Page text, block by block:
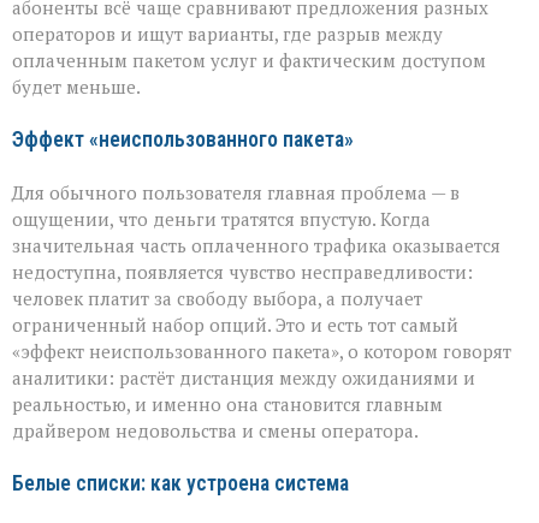
абоненты всё чаще сравнивают предложения разных
операторов и ищут варианты, где разрыв между
оплаченным пакетом услуг и фактическим доступом
будет меньше.
Эффект «неиспользованного пакета»
Для обычного пользователя главная проблема — в
ощущении, что деньги тратятся впустую. Когда
значительная часть оплаченного трафика оказывается
недоступна, появляется чувство несправедливости:
человек платит за свободу выбора, а получает
ограниченный набор опций. Это и есть тот самый
«эффект неиспользованного пакета», о котором говорят
аналитики: растёт дистанция между ожиданиями и
реальностью, и именно она становится главным
драйвером недовольства и смены оператора.
Белые списки: как устроена система